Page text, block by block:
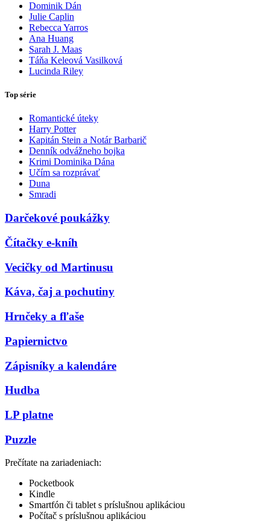
Dominik Dán
Julie Caplin
Rebecca Yarros
Ana Huang
Sarah J. Maas
Táňa Keleová Vasilková
Lucinda Riley
Top série
Romantické úteky
Harry Potter
Kapitán Stein a Notár Barbarič
Denník odvážneho bojka
Krimi Dominika Dána
Učím sa rozprávať
Duna
Smradi
Darčekové poukážky
Čítačky e-kníh
Vecičky od Martinusu
Káva, čaj a pochutiny
Hrnčeky a fľaše
Papiernictvo
Zápisníky a kalendáre
Hudba
LP platne
Puzzle
Prečítate na zariadeniach:
Pocketbook
Kindle
Smartfón či tablet s príslušnou aplikáciou
Počítač s príslušnou aplikáciou